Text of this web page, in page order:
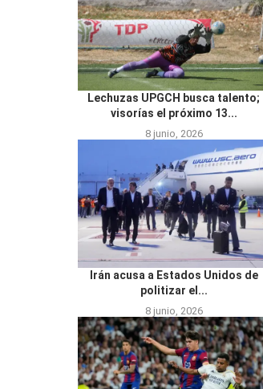
Lechuzas UPGCH busca talento;
visorías el próximo 13...
8 junio, 2026
Irán acusa a Estados Unidos de
politizar el...
8 junio, 2026